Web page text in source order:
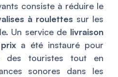
consiste à réduire le
à roulettes sur les
Un service de livraison
a été instauré pour
des touristes tout en
sonores dans les